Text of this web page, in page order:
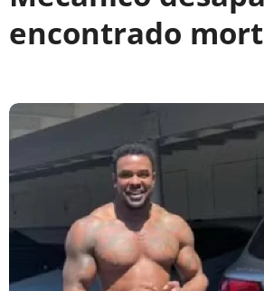
encontrado